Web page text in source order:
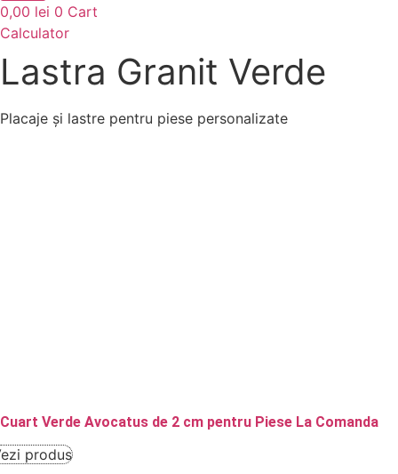
0,00 lei 0 Cart
Calculator
Lastra Granit Verde
Placaje și lastre pentru piese personalizate
Cuart Verde Avocatus de 2 cm pentru Piese La Comanda
produs